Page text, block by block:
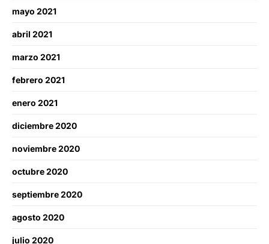
mayo 2021
abril 2021
marzo 2021
febrero 2021
enero 2021
diciembre 2020
noviembre 2020
octubre 2020
septiembre 2020
agosto 2020
julio 2020